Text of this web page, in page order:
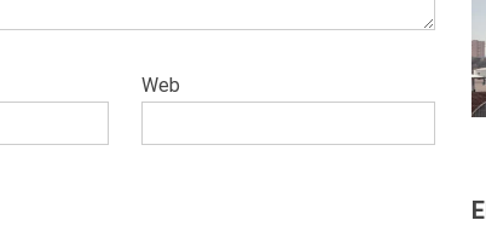
Web